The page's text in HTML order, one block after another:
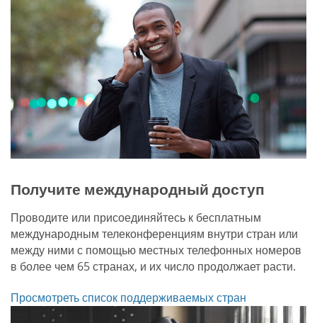
Получите международный доступ
Проводите или присоединяйтесь к бесплатным
международным телеконференциям внутри стран или
между ними с помощью местных телефонных номеров
в более чем 65 странах, и их число продолжает расти.
Просмотреть список поддерживаемых стран